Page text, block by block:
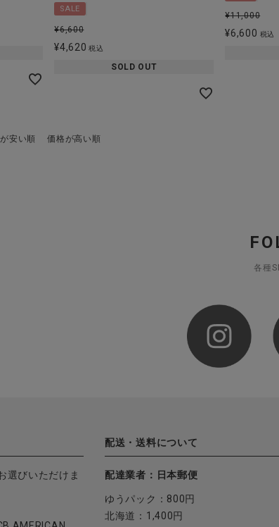
SALE
¥6,600
¥4,620 税込
SOLD OUT
¥11,000
¥6,600 税込
安い順 価格が高い順
各種
選びいただけま
配送・送料について
配達業者：日本郵便
ゆうパック：800円
北海道：1,400円